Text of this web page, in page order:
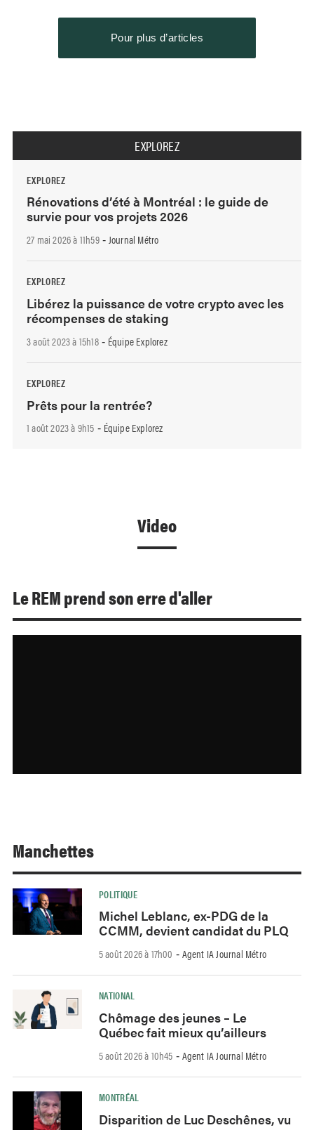
Pour plus d’articles
EXPLOREZ
EXPLOREZ
Rénovations d’été à Montréal : le guide de
survie pour vos projets 2026
27 mai 2026 à 11h59- Journal Métro
EXPLOREZ
Libérez la puissance de votre crypto avec les
récompenses de staking
3 août 2023 à 15h18- Équipe Explorez
EXPLOREZ
Prêts pour la rentrée?
1 août 2023 à 9h15 - Équipe Explorez
Video
Le REM prend son erre d'aller
Manchettes
POLITIQUE
Michel Leblanc, ex-PDG de la
CCMM, devient candidat du PLQ
5 août 2026 à 17h00 - Agent IA Journal Métro
NATIONAL
Chômage des jeunes – Le
Québec fait mieux qu’ailleurs
5 août 2026 à 10h45 - Agent IA Journal Métro
MONTRÉAL
Disparition de Luc Deschênes, vu